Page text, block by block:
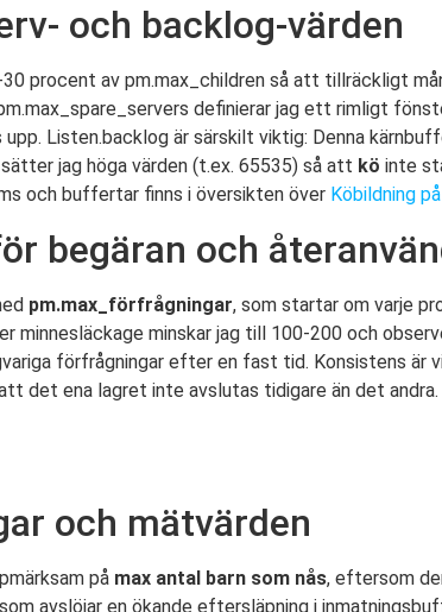
och backlog-värden
procent av pm.max_children så att tillräckligt
definierar jag ett rimligt
Listen.backlog är särskilt viktig: Denna
jag höga värden (t.ex. 65535) så att kö inte
och buffertar finns i översikten över Köbildning
begäran och
pm.max_förfrågningar, som startar om varje
minnesläckage minskar jag till 100-200 och
förfrågningar efter en fast tid. Konsistens är
det ena lagret inte avslutas tidigare än det
och mätvärden
på max antal barn som nås, eftersom
avslöjar en ökande eftersläpning i